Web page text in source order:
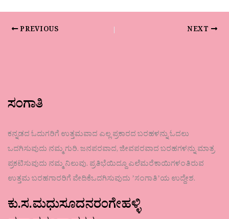
PREVIOUS NEXT
ಸಂಗಾತಿ
ಕನ್ನಡದ ಓದುಗರಿಗೆ ಉತ್ತಮವಾದ ಎಲ್ಲ ಪ್ರಕಾರದ ಬರಹಳನ್ನು ಓದಲು
ಒದಗಿಸುವುದು ನಮ್ಮ ಗುರಿ. ಜನಪರವಾದ, ಜೀವಪರವಾದ ಬರಹಗಳನ್ನು ಮಾತ್ರ
ಪ್ರಕಟಿಸುವುದು ನಮ್ಮ ನಿಲುವು. ಪ್ರತಿಭೆಯಿದ್ದೂ ಎಲೆಮರೆಕಾಯಿಗಳಂತಿರುವ
ಉತ್ತಮ ಬರಹಗಾರರಿಗೆ ವೇದಿಕೆಒದಗಿಸುವುದು ʼಸಂಗಾತಿʼಯ ಉದ್ದೇಶ.
ಕು.ಸ.ಮಧುಸೂದನರಂಗೇಹಳ್ಳಿ